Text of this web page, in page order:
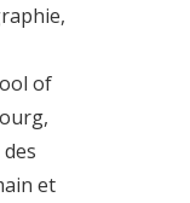
of
et